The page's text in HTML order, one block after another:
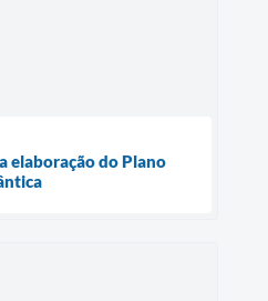
elaboração do Plano